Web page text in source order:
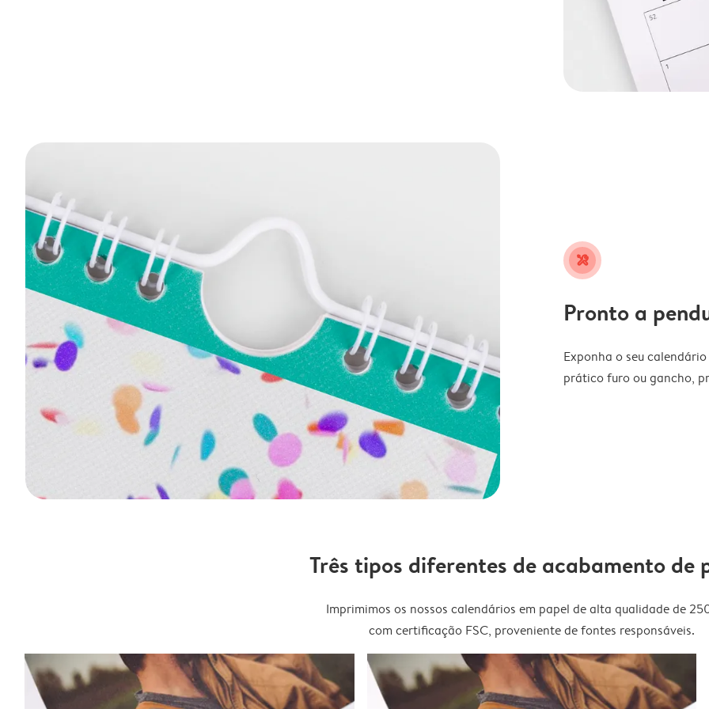
tools
Pronto a
Exponha o seu
prático furo ou gancho,
Três tipos diferentes de acabamento de
Imprimimos os nossos calendários em papel de alta qualidade de
com certificação FSC, proveniente de fontes responsáveis.